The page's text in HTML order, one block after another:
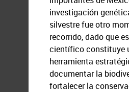
investigación
silvestre fue otro
recorrido, dado que
científico constituye
herramienta
documentar la
fortalecer la